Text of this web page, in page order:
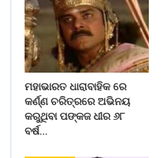
ମହାଭାରତ ଧାରାବାହିକ ରେ
କର୍ଣ୍ଣ ଚରିତ୍ରରେ ଅଭିନୟ
କରୁଥିବା ପଙ୍କଜ ଧୀର ୬୮
ବର୍ଷ…